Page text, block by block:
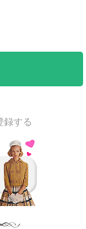
録する